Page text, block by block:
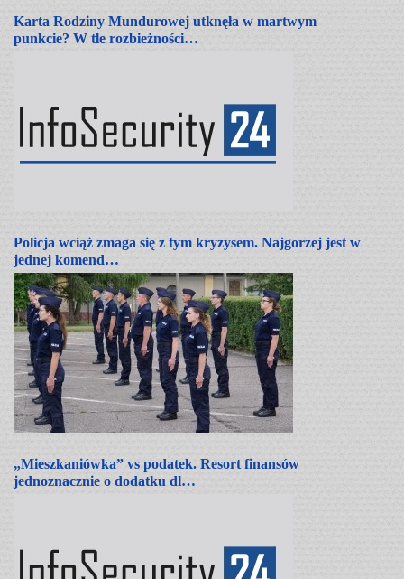
Karta Rodziny Mundurowej utknęła w martwym
punkcie? W tle rozbieżności…
Policja wciąż zmaga się z tym kryzysem. Najgorzej jest w
jednej komend…
„Mieszkaniówka” vs podatek. Resort finansów
jednoznacznie o dodatku dl…